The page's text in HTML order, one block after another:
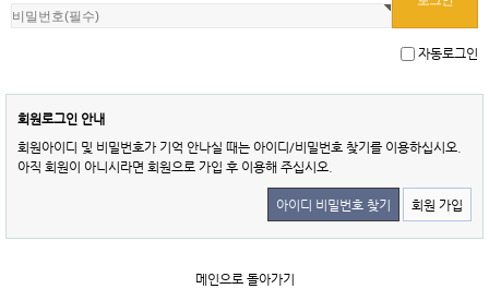
자동로그인
회원로그인 안내
회원아이디 및 비밀번호가 기억 안나실 때는 아이디/비밀번호 찾기를 이용하십시오.
아직 회원이 아니시라면 회원으로 가입 후 이용해 주십시오.
아이디 비밀번호 찾기 회원 가입
메인으로 돌아가기